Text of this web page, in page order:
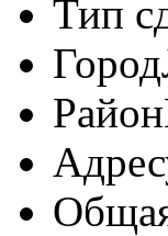
Тип
Город
Район
Адрес